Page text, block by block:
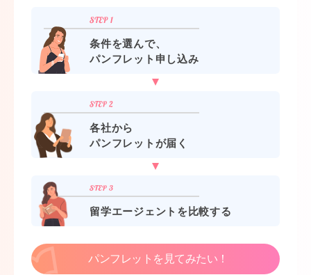
条件を選んで、
パンフレット申し込み
各社から
パンフレットが届く
留学エージェントを比較する
パンフレットを見てみたい！